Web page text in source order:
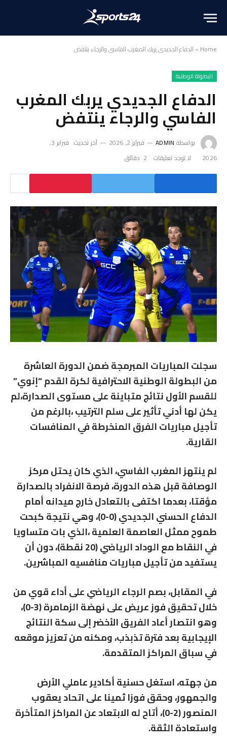
Home
» الدفاع الجديدي يربك المغرب الفاسي والرجاء ينتفض
البطولة الوطنية
الدفاع الجديدي يربك المغرب
الفاسي والرجاء ينتفض
بواسطة ADMIN فبراير 2, 2026 آخر تحديث:
فبراير 3,
2026
لا توجد تعليقات 2 دقائق
سجلت المباريات المبرمجة ضمن الدورة العاشرة
من البطولة الوطنية الاحترافية لكرة القدم “إنوي”
للقسم الأول نتائج متباينة على مستوى الصدارة،لم
يكن لها أدني تأثير على سلم الترتيب ،بالرغم من
تأجيل مباريات الفرق المنخرطة في المنافسات
القارية.
لم ينتهز المغرب الفاسي، الذي كان يحتل مركز
الوصافة قبل هذه الدورة، فرصة الانفراد بالصدارة
مؤقتا، بعدما اكتفى بالتعادل خارج ميدانه أمام
الدفاع الحسني الجديدي (0-0)، وهي نتيجة كبحت
طموح ممثل العاصمة العلمية ،الذي بات متساويا
في النقاط مع الوداد الرياضي (20 نقطة)، دون أن
يستفيد من تأجيل مباريات منافسيه المباشرين.
في المقابل، بصم الرجاء الرياضي على أداء قوي من
خلال تحقيق فوز عريض على نهضة الزمامرة (3-0)،
وهو انتصار أعاد الفريق الأخضر إلى سكة النتائج
الإيجابية بعد فترة تذبذب، ومكنه من تعزيز موقعه
في سباق المراكز المتقدمة.
من جهته، استغل حسنية أكادير عاملي الأرض
والجمهور، وحقق فوزا ثمينا على اتحاد يعقوب
المنصور (2-0)، أتاح له الابتعاد عن المراكز المتأخرة
واستعادة الثقة.